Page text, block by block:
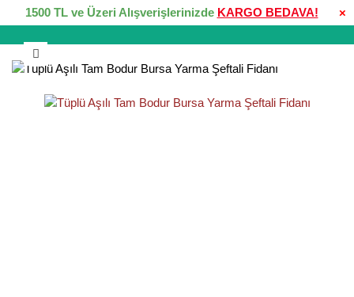
×
1500 TL ve Üzeri Alışverişlerinizde KARGO BEDAVA!